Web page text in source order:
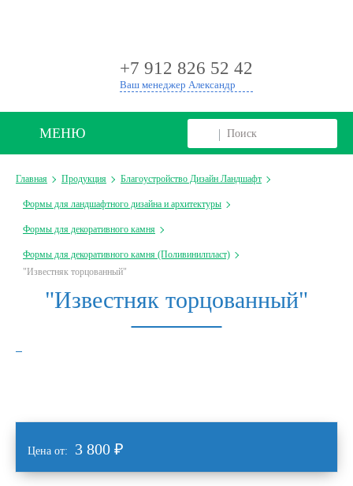
+7 912 826 52 42
Ваш менеджер Александр
МЕНЮ
Главная Продукция Благоустройство Дизайн Ландшафт
Формы для ландшафтного дизайна и архитектуры
Формы для декоративного камня
Формы для декоративного камня (Поливинилпласт)
"Известняк торцованный"
"Известняк торцованный"
Цена от: 3 800 ₽